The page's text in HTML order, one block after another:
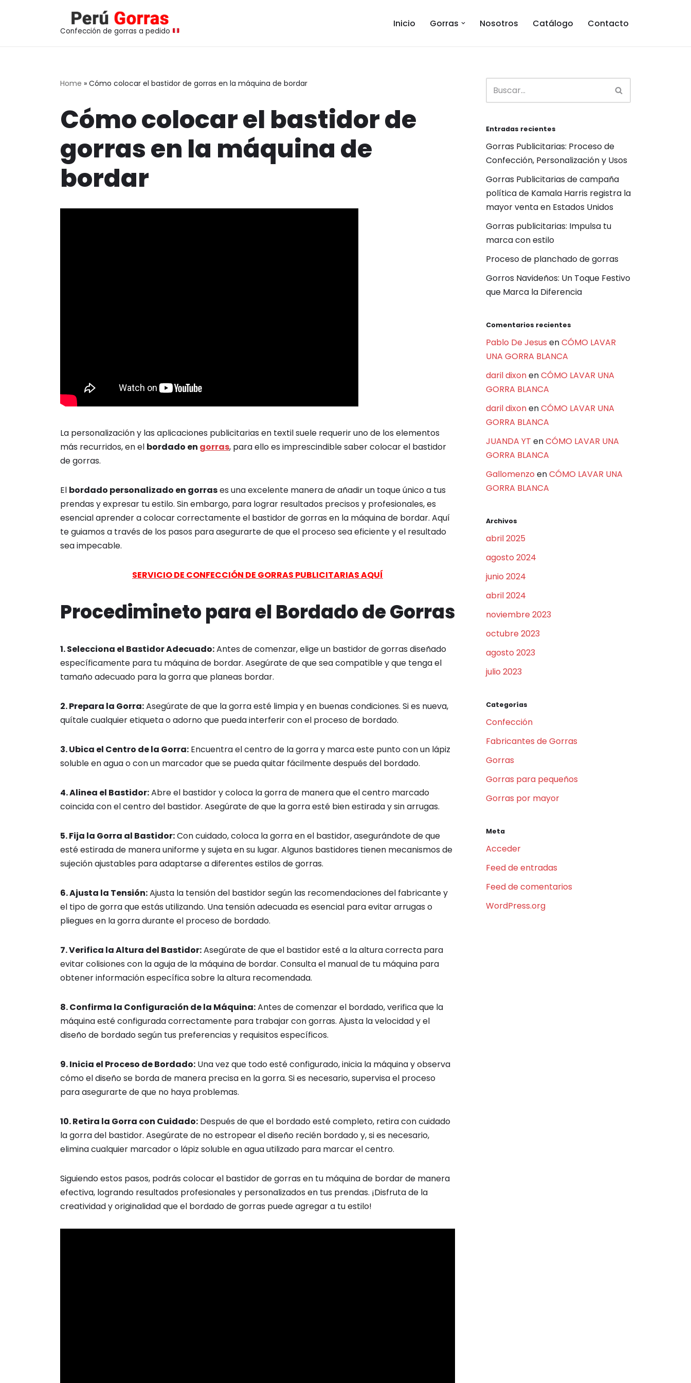
Confección de gorras a pedido
Inicio Gorras Nosotros Catálogo Contacto
Home » Cómo colocar el bastidor de gorras en la máquina de bordar
Cómo colocar el bastidor de
gorras en la máquina de
bordar
La personalización y las aplicaciones publicitarias en textil suele requerir uno de los elementos
más recurridos, en el bordado en gorras, para ello es imprescindible saber colocar el bastidor
de gorras.
El bordado personalizado en gorrases una excelente manera de añadir un toque único a tus
prendas y expresar tu estilo. Sin embargo, para lograr resultados precisos y profesionales, es
esencial aprender a colocar correctamente el bastidor de gorras en la máquina de bordar. Aquí
te guiamos a través de los pasos para asegurarte de que el proceso sea eficiente y el resultado
sea impecable.
SERVICIO DE CONFECCIÓN DE GORRAS PUBLICITARIAS AQUÍ
Procedimineto para el Bordado de Gorras
1. Selecciona el Bastidor Adecuado:Antes de comenzar, elige un bastidor de gorras diseñado
específicamente para tu máquina de bordar. Asegúrate de que sea compatible y que tenga el
tamaño adecuado para la gorra que planeas bordar.
2. Prepara la Gorra:Asegúrate de que la gorra esté limpia y en buenas condiciones. Si es nueva,
quítale cualquier etiqueta o adorno que pueda interferir con el proceso de bordado.
3. Ubica el Centro de la Gorra: Encuentra el centro de la gorra y marca este punto con un lápiz
soluble en agua o con un marcador que se pueda quitar fácilmente después del bordado.
4. Alinea el Bastidor:Abre el bastidor y coloca la gorra de manera que el centro marcado
coincida con el centro del bastidor. Asegúrate de que la gorra esté bien estirada y sin arrugas.
5. Fija la Gorra al Bastidor:Con cuidado, coloca la gorra en el bastidor, asegurándote de que
esté estirada de manera uniforme y sujeta en su lugar. Algunos bastidores tienen mecanismos de
sujeción ajustables para adaptarse a diferentes estilos de gorras.
6. Ajusta la Tensión:Ajusta la tensión del bastidor según las recomendaciones del fabricante y
el tipo de gorra que estás utilizando. Una tensión adecuada es esencial para evitar arrugas o
pliegues en la gorra durante el proceso de bordado.
7. Verifica la Altura del Bastidor:Asegúrate de que el bastidor esté a la altura correcta para
evitar colisiones con la aguja de la máquina de bordar. Consulta el manual de tu máquina para
obtener información específica sobre la altura recomendada.
8. Confirma la Configuración de la Máquina:Antes de comenzar el bordado, verifica que la
máquina esté configurada correctamente para trabajar con gorras. Ajusta la velocidad y el
diseño de bordado según tus preferencias y requisitos específicos.
9. Inicia el Proceso de Bordado: Una vez que todo esté configurado, inicia la máquina y observa
cómo el diseño se borda de manera precisa en la gorra. Si es necesario, supervisa el proceso
para asegurarte de que no haya problemas.
10. Retira la Gorra con Cuidado: Después de que el bordado esté completo, retira con cuidado
la gorra del bastidor. Asegúrate de no estropear el diseño recién bordado y, si es necesario,
elimina cualquier marcador o lápiz soluble en agua utilizado para marcar el centro.
Siguiendo estos pasos, podrás colocar el bastidor de gorras en tu máquina de bordar de manera
efectiva, logrando resultados profesionales y personalizados en tus prendas. ¡Disfruta de la
creatividad y originalidad que el bordado de gorras puede agregar a tu estilo!
Entradas recientes
Gorras Publicitarias: Proceso de
Confección, Personalización y Usos
Gorras Publicitarias de campaña
política de Kamala Harris registra la
mayor venta en Estados Unidos
Gorras publicitarias: Impulsa tu
marca con estilo
Proceso de planchado de gorras
Gorros Navideños: Un Toque Festivo
que Marca la Diferencia
Comentarios recientes
Pablo De Jesus enCÓMO LAVAR
UNA GORRA BLANCA
daril dixonenCÓMO LAVAR UNA
GORRA BLANCA
daril dixonenCÓMO LAVAR UNA
GORRA BLANCA
JUANDA YT enCÓMO LAVAR UNA
GORRA BLANCA
Gallomenzo enCÓMO LAVAR UNA
GORRA BLANCA
Archivos
abril 2025
agosto 2024
junio 2024
abril 2024
noviembre 2023
octubre 2023
agosto 2023
julio 2023
Categorías
Confección
Fabricantes de Gorras
Gorras
Gorras para pequeños
Gorras por mayor
Meta
Acceder
Feed de entradas
Feed de comentarios
WordPress.org